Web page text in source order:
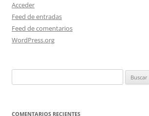
Acceder
Feed de entradas
Feed de comentarios
WordPress.org
COMENTARIOS RECIENTES